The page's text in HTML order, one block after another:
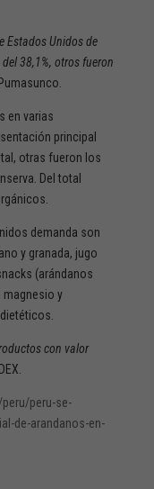
Estados Unidos de
38,1%, otros fueron
en varias
principal
otras fueron los
Del total
demanda son
y granada, jugo
(arándanos
magnesio y
con valor
peru-se-
de-arandanos-en-